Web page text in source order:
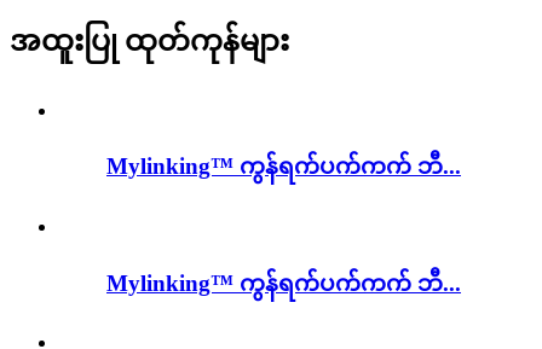
အထူးပြု ထုတ်ကုန်များ
Mylinking™ ကွန်ရက်ပက်ကက် ဘီ...
Mylinking™ ကွန်ရက်ပက်ကက် ဘီ...